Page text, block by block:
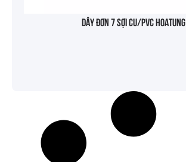
Dây đơn 7 sợi Cu/PVC HOATUNG